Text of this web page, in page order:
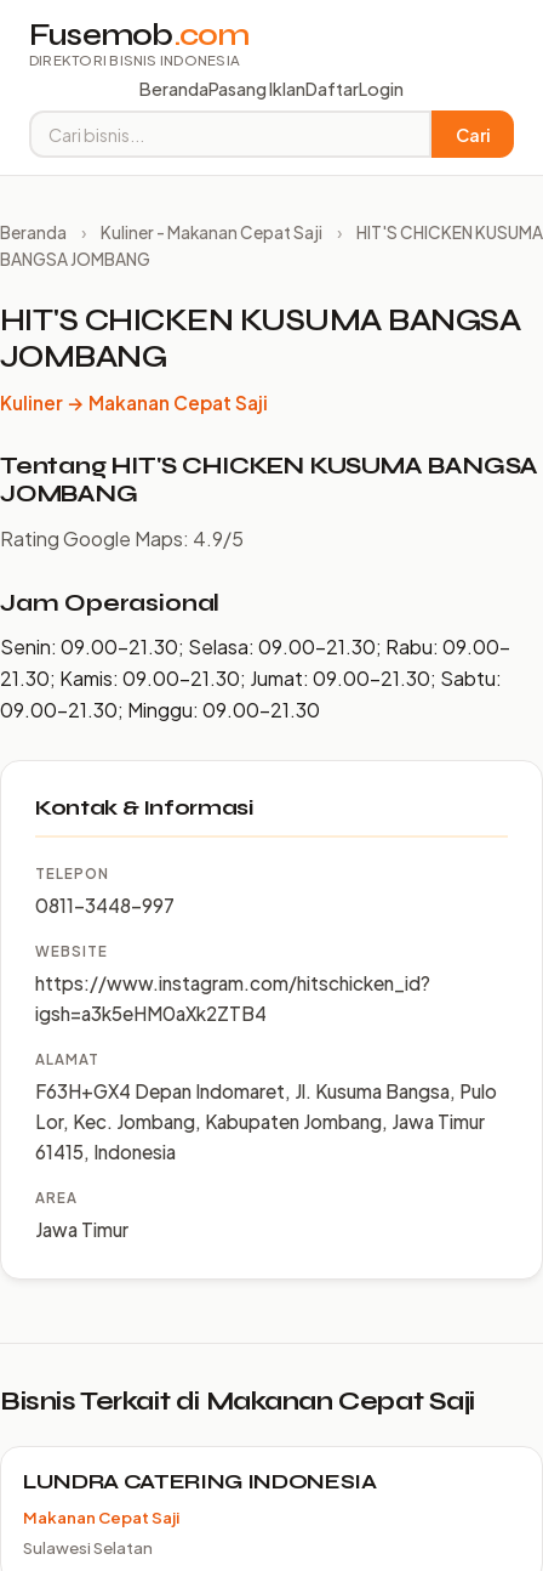
Fusemob.com
DIREKTORI BISNIS INDONESIA
BerandaPasang IklanDaftarLogin
Cari
Beranda › Kuliner - Makanan Cepat Saji ›
HIT'S CHICKEN KUSUMA
BANGSA JOMBANG
HIT'S CHICKEN KUSUMA BANGSA
JOMBANG
Kuliner → Makanan Cepat Saji
Tentang HIT'S CHICKEN KUSUMA BANGSA
JOMBANG
Rating Google Maps: 4.9/5
Jam Operasional
Senin: 09.00–21.30; Selasa: 09.00–21.30; Rabu: 09.00–
21.30; Kamis: 09.00–21.30; Jumat: 09.00–21.30; Sabtu:
09.00–21.30; Minggu: 09.00–21.30
Kontak & Informasi
TELEPON
0811-3448-997
WEBSITE
https://www.instagram.com/hitschicken_id?
igsh=a3k5eHM0aXk2ZTB4
ALAMAT
F63H+GX4 Depan Indomaret, Jl. Kusuma Bangsa, Pulo
Lor, Kec. Jombang, Kabupaten Jombang, Jawa Timur
61415, Indonesia
AREA
Jawa Timur
Bisnis Terkait di Makanan Cepat Saji
LUNDRA CATERING INDONESIA
Makanan Cepat Saji
Sulawesi Selatan